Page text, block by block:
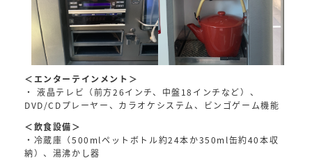
＜エンターテインメント＞
・ 液晶テレビ（前方26インチ、中盤18インチなど）、
DVD/CDプレーヤー、カラオケシステム、ビンゴゲーム機能
＜飲食設備＞
・冷蔵庫（500mlペットボトル約24本か350ml缶約40本収
納）、湯沸かし器